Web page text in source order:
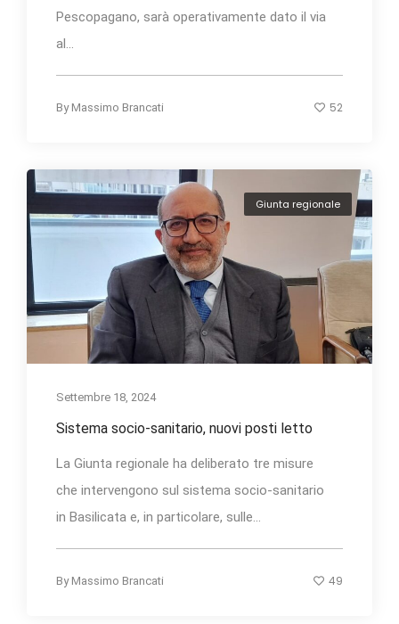
Pescopagano, sarà operativamente dato il via
al...
By Massimo Brancati 52
Giunta regionale
Settembre 18, 2024
Sistema socio-sanitario, nuovi posti letto
La Giunta regionale ha deliberato tre misure
che intervengono sul sistema socio-sanitario
in Basilicata e, in particolare, sulle...
By Massimo Brancati 49